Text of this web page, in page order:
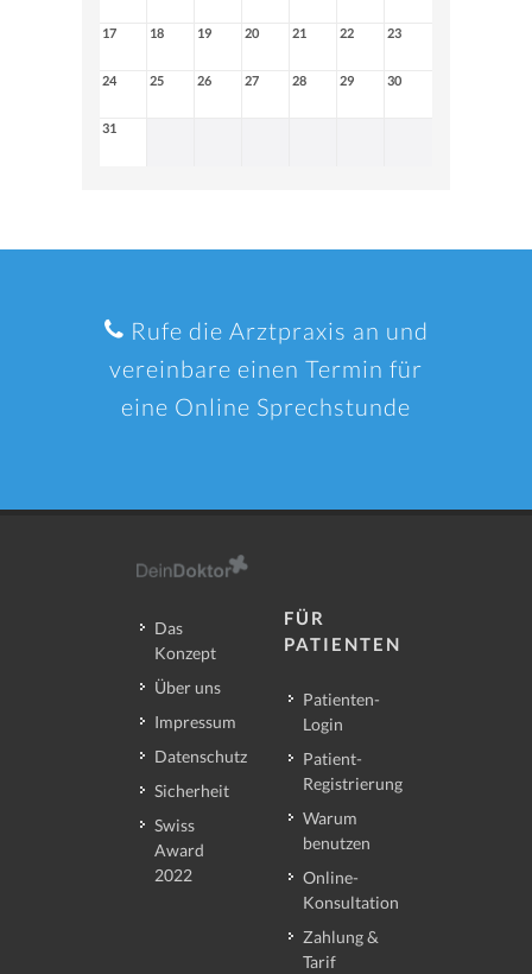
17 18 19 20 21 22 23
24 25 26 27 28 29 30
31
Rufe die Arztpraxis an und
vereinbare einen Termin für
eine Online Sprechstunde
Das
Konzept
Über uns
Impressum
Datenschutz
Sicherheit
Swiss
Award
2022
FÜR
PATIENTEN
Patienten-
Login
Patient-
Registrierung
Warum
benutzen
Online-
Konsultation
Zahlung &
Tarif